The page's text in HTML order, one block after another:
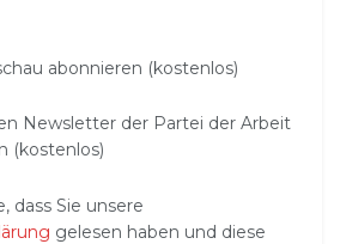
abonnieren (kostenlos)
Newsletter der Partei der Arbeit
(kostenlos)
dass Sie unsere
gelesen haben und diese